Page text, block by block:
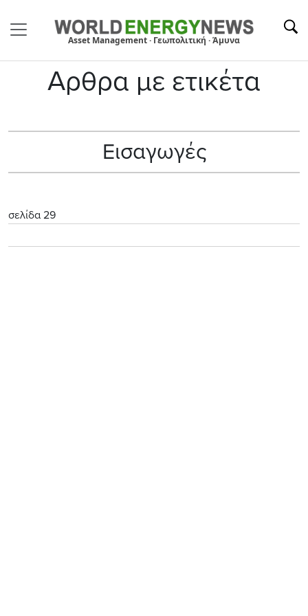
Asset Management · Γεωπολιτική · Άμυνα
Αρθρα με ετικέτα
Εισαγωγές
σελίδα 29